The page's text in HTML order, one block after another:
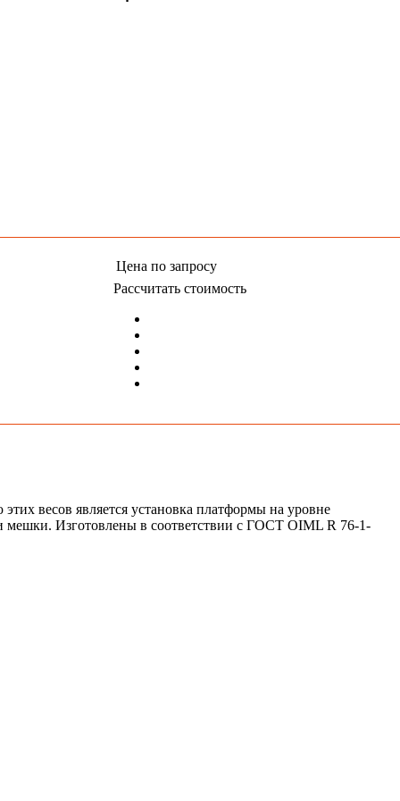
Цена по запросу
Рассчитать стоимость
весов является установка платформы на уровне
мешки. Изготовлены в соответствии с ГОСТ OIML R 76-1-